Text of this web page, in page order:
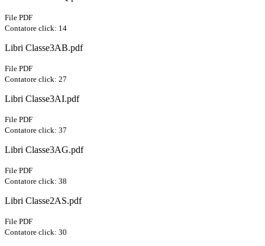
File PDF
Contatore click: 14
Libri Classe3AB.pdf
File PDF
Contatore click: 27
Libri Classe3AI.pdf
File PDF
Contatore click: 37
Libri Classe3AG.pdf
File PDF
Contatore click: 38
Libri Classe2AS.pdf
File PDF
Contatore click: 30